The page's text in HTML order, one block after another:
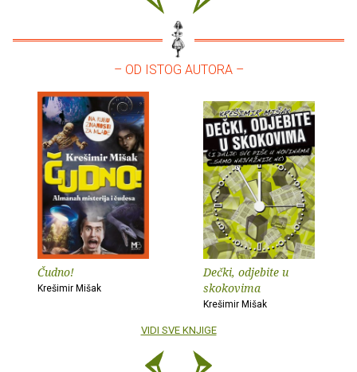
– OD ISTOG AUTORA –
Čudno!
Krešimir Mišak
Dečki, odjebite u
skokovima
Krešimir Mišak
VIDI SVE KNJIGE